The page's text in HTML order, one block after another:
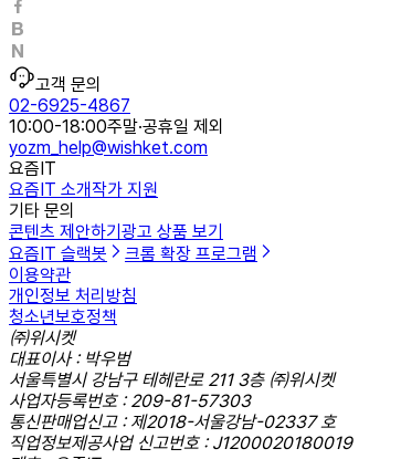
고객 문의
02-6925-4867
10:00-18:00주말·공휴일 제외
yozm_help@wishket.com
요즘IT
요즘IT 소개작가 지원
기타 문의
콘텐츠 제안하기 광고 상품 보기
요즘IT 슬랙봇
크롬 확장 프로그램
이용약관
개인정보 처리방침
청소년보호정책
㈜위시켓
대표이사 : 박우범
서울특별시 강남구 테헤란로 211 3층 ㈜위시켓
사업자등록번호 : 209-81-57303
통신판매업신고 : 제2018-서울강남-02337 호
직업정보제공사업 신고번호 : J1200020180019